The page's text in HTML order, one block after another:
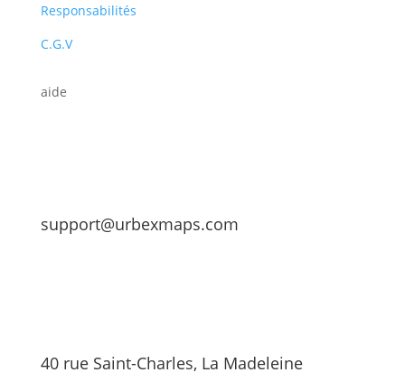
Responsabilités
C.G.V
aide
support@urbexmaps.com
40 rue Saint-Charles, La Madeleine